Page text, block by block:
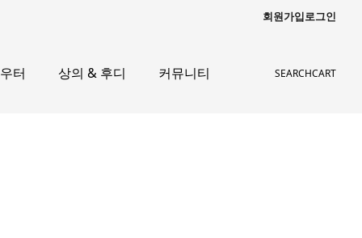
회원가입로그인
터 상의 & 후디 커뮤니티 SEARCHCART